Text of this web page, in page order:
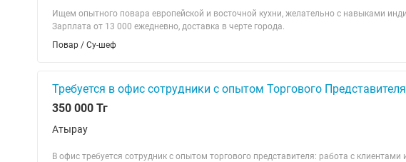
Ищем опытного повара европейской и восточной кухни, желательно с навыками
Зарплата от 13 000 ежедневно, доставка в черте города.
Повар / Су-шеф
Требуется в офис сотрудники с опытом Торгового Представителя
350 000 Тг
Атырау
В офис требуется сотрудник с опытом торгового представителя: работа с клиентами